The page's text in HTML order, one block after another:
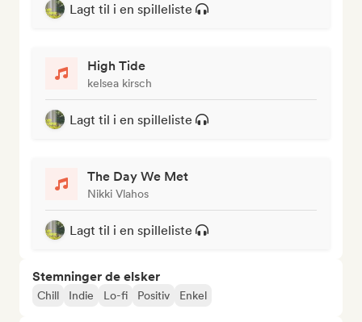
Lagt til i en spilleliste
High Tide
kelsea kirsch
Lagt til i en spilleliste
The Day We Met
Nikki Vlahos
Lagt til i en spilleliste
Stemninger de elsker
Chill Indie Lo-fi Positiv Enkel